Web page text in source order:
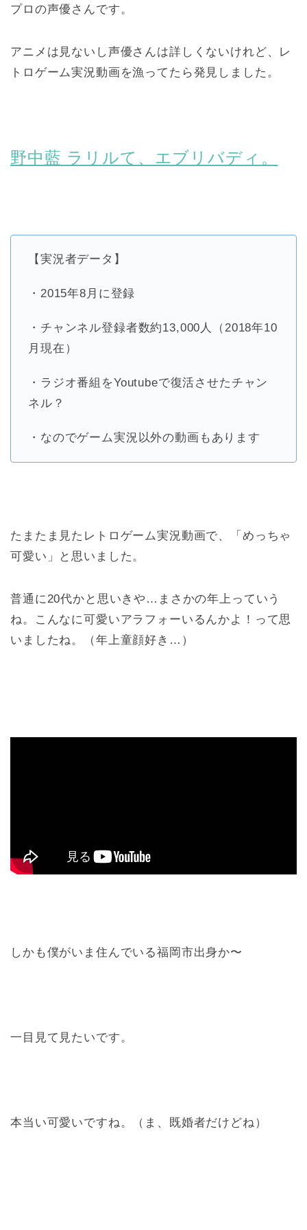
プロの声優さんです。
アニメは見ないし声優さんは詳しくないけれど、レ
トロゲーム実況動画を漁ってたら発見しました。
野中藍 ラリルて、エブリバディ。
【実況者データ】
・2015年8月に登録
・チャンネル登録者数約13,000人（2018年10
月現在）
・ラジオ番組をYoutubeで復活させたチャン
ネル？
・なのでゲーム実況以外の動画もあります
たまたま見たレトロゲーム実況動画で、「めっちゃ
可愛い」と思いました。
普通に20代かと思いきや…まさかの年上っていう
ね。こんなに可愛いアラフォーいるんかよ！って思
いましたね。（年上童顔好き…）
しかも僕がいま住んでいる福岡市出身か〜
一目見て見たいです。
本当い可愛いですね。（ま、既婚者だけどね）